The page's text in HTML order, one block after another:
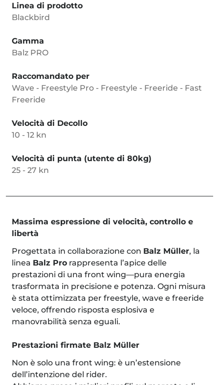
Linea di prodotto
Blackbird
Gamma
Balz PRO
Raccomandato per
Wave - Freestyle Pro - Freestyle - Freeride - Fast
Freeride
Velocità di Decollo
10 - 12 kn
Velocità di punta (utente di 80kg)
25 - 27 kn
Massima espressione di velocità, controllo e
libertà
Progettata in collaborazione con Balz Müller, la
linea Balz Pro rappresenta l’apice delle
prestazioni di una front wing—pura energia
trasformata in precisione e potenza. Ogni misura
è stata ottimizzata per freestyle, wave e freeride
veloce, offrendo risposta esplosiva e
manovrabilità senza eguali.
Prestazioni firmate Balz Müller
Non è solo una front wing: è un’estensione
dell’intenzione del rider.